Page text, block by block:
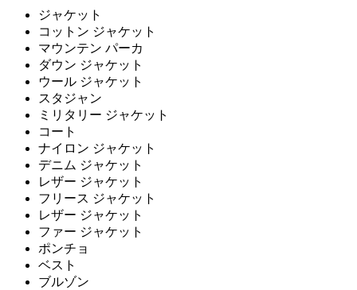
ジャケット
コットン ジャケット
マウンテン パーカ
ダウン ジャケット
ウール ジャケット
スタジャン
ミリタリー ジャケット
コート
ナイロン ジャケット
デニム ジャケット
レザー ジャケット
フリース ジャケット
レザー ジャケット
ファー ジャケット
ポンチョ
ベスト
ブルゾン